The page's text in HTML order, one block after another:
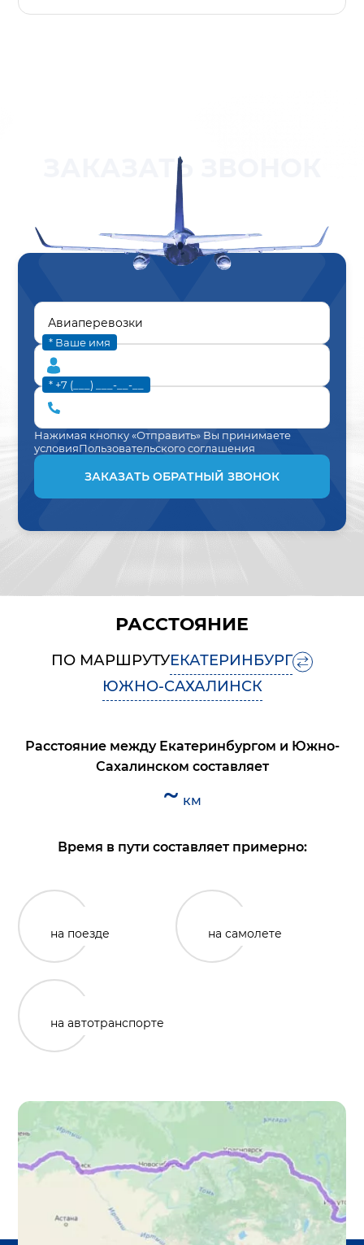
ЗАКАЗАТЬ ЗВОНОК
* Ваше имя
* +7 (___) ___-__-__
Нажимая кнопку «Отправить» Вы принимаете
условияПользовательского соглашения
ЗАКАЗАТЬ ОБРАТНЫЙ ЗВОНОК
РАССТОЯНИЕ
ПО МАРШРУТУЕКАТЕРИНБУРГ
ЮЖНО-САХАЛИНСК
Расстояние между Екатеринбургом и Южно-
Сахалинском составляет
~ км
Время в пути составляет примерно:
на поезде на самолете
на автотранспорте